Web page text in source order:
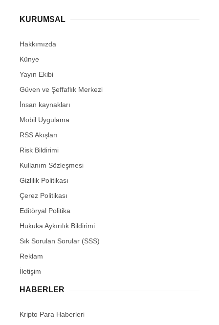
KURUMSAL
Hakkımızda
Künye
Yayın Ekibi
Güven ve Şeffaflık Merkezi
İnsan kaynakları
Mobil Uygulama
RSS Akışları
Risk Bildirimi
Kullanım Sözleşmesi
Gizlilik Politikası
Çerez Politikası
Editöryal Politika
Hukuka Aykırılık Bildirimi
Sık Sorulan Sorular (SSS)
Reklam
İletişim
HABERLER
Kripto Para Haberleri